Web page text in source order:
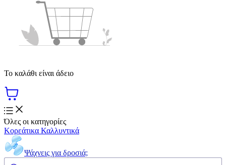
Το καλάθι είναι άδειο
Όλες οι κατηγορίες
Κορεάτικα Καλλυντικά
Ψάχνεις για δροσιά;